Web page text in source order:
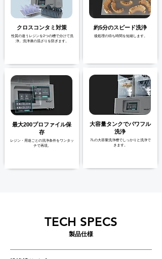
クロスコンタミ対策
性質の違うレジンを2つの槽で分けて洗
浄。洗浄液の混ざりを防ぎます。
最大200プロファイル保
存
レジン・用途ごとの洗浄条件をワンタッ
チで再現。
約5分のスピード洗浄
後処理の待ち時間を短縮します。
大容量タンクでパワフル
洗浄
7Lの大容量洗浄槽でしっかりと洗浄で
きます。
TECH SPECS
製品仕様